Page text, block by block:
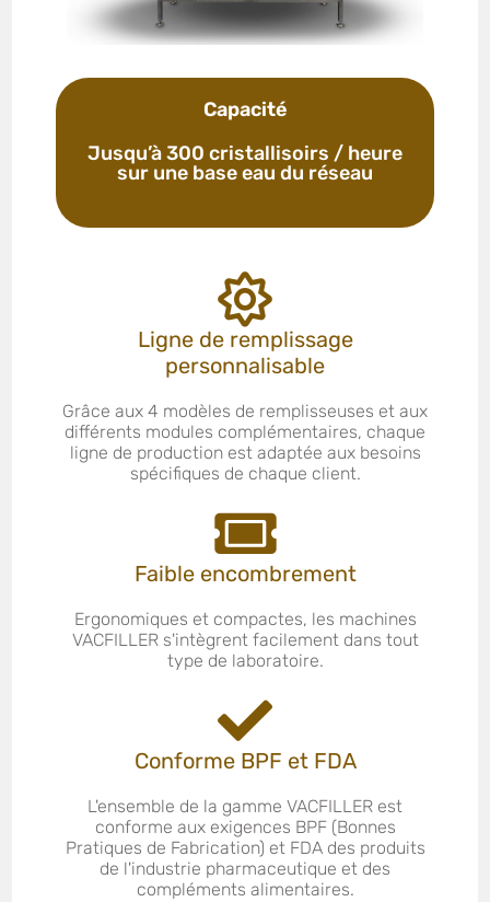
Capacité
Jusqu’à 300 cristallisoirs / heure
sur une base eau du réseau
Ligne de remplissage
personnalisable
Grâce aux 4 modèles de remplisseuses et aux
différents modules complémentaires, chaque
ligne de production est adaptée aux besoins
spécifiques de chaque client.
Faible encombrement
Ergonomiques et compactes, les machines
VACFILLER s'intègrent facilement dans tout
type de laboratoire.
Conforme BPF et FDA
L'ensemble de la gamme VACFILLER est
conforme aux exigences BPF (Bonnes
Pratiques de Fabrication) et FDA des produits
de l'industrie pharmaceutique et des
compléments alimentaires.